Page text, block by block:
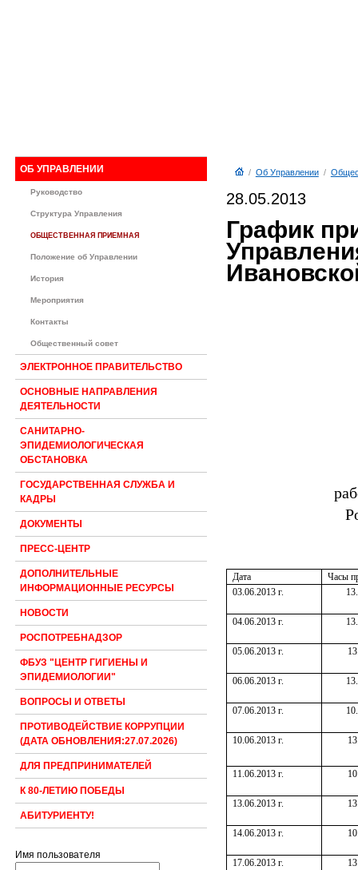
ОБ УПРАВЛЕНИИ
Руководство
Структура Управления
ОБЩЕСТВЕННАЯ ПРИЕМНАЯ
Положение об Управлении
История
Мероприятия
Контакты
Общественный совет
ЭЛЕКТРОННОЕ ПРАВИТЕЛЬСТВО
ОСНОВНЫЕ НАПРАВЛЕНИЯ
ДЕЯТЕЛЬНОСТИ
САНИТАРНО-
ЭПИДЕМИОЛОГИЧЕСКАЯ
ОБСТАНОВКА
ГОСУДАРСТВЕННАЯ СЛУЖБА И
КАДРЫ
ДОКУМЕНТЫ
ПРЕСС-ЦЕНТР
ДОПОЛНИТЕЛЬНЫЕ
ИНФОРМАЦИОННЫЕ РЕСУРСЫ
НОВОСТИ
РОСПОТРЕБНАДЗОР
ФБУЗ "ЦЕНТР ГИГИЕНЫ И
ЭПИДЕМИОЛОГИИ"
ВОПРОСЫ И ОТВЕТЫ
ПРОТИВОДЕЙСТВИЕ КОРРУПЦИИ
(ДАТА ОБНОВЛЕНИЯ:27.07.2026)
ДЛЯ ПРЕДПРИНИМАТЕЛЕЙ
К 80-ЛЕТИЮ ПОБЕДЫ
АБИТУРИЕНТУ!
Имя пользователя
/ Об Управлении/
28.05.2013
График
Дата
Часы
03.06.2013 г.
04.06.2013 г.
05.06.2013 г.
06.06.2013 г.
07.06.2013 г.
10.06.2013 г.
11.06.2013 г.
13.06.2013 г.
14.06.2013 г.
17.06.2013 г.